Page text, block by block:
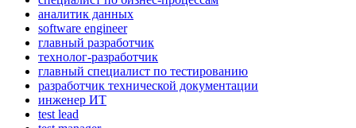
аналитик данных
software engineer
главный разработчик
технолог-разработчик
главный специалист по тестированию
разработчик технической документации
инженер ИТ
test lead